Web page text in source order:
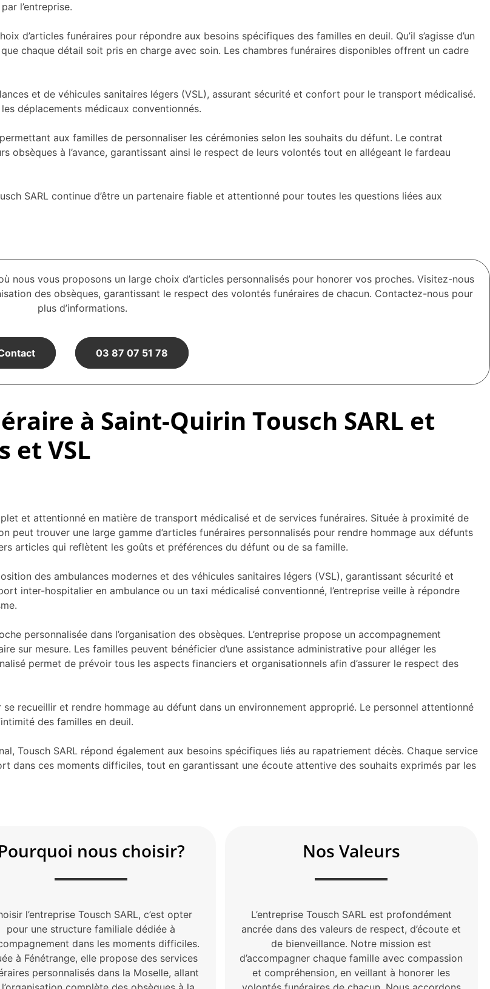
l’entreprise.
d’articles funéraires pour répondre aux besoins spécifiques des familles en deuil. Qu’il s’agisse d’un
chaque détail soit pris en charge avec soin. Les chambres funéraires disponibles offrent un cadre
et de véhicules sanitaires légers (VSL), assurant sécurité et confort pour le transport médicalisé.
déplacements médicaux conventionnés.
aux familles de personnaliser les cérémonies selon les souhaits du défunt. Le contrat
obsèques à l’avance, garantissant ainsi le respect de leurs volontés tout en allégeant le fardeau
SARL continue d’être un partenaire fiable et attentionné pour toutes les questions liées aux
nous vous proposons un large choix d’articles personnalisés pour honorer vos proches. Visitez-nous
des obsèques, garantissant le respect des volontés funéraires de chacun. Contactez-nous pour
plus d’informations.
03 87 07 51 78
à Saint-Quirin Tousch SARL et
et VSL
et attentionné en matière de transport médicalisé et de services funéraires. Située à proximité de
peut trouver une large gamme d’articles funéraires personnalisés pour rendre hommage aux défunts
articles qui reflètent les goûts et préférences du défunt ou de sa famille.
des ambulances modernes et des véhicules sanitaires légers (VSL), garantissant sécurité et
inter-hospitalier en ambulance ou un taxi médicalisé conventionné, l’entreprise veille à répondre
personnalisée dans l’organisation des obsèques. L’entreprise propose un accompagnement
sur mesure. Les familles peuvent bénéficier d’une assistance administrative pour alléger les
permet de prévoir tous les aspects financiers et organisationnels afin d’assurer le respect des
recueillir et rendre hommage au défunt dans un environnement approprié. Le personnel attentionné
des familles en deuil.
Tousch SARL répond également aux besoins spécifiques liés au rapatriement décès. Chaque service
dans ces moments difficiles, tout en garantissant une écoute attentive des souhaits exprimés par les
nous choisir?
l’entreprise Tousch SARL, c’est opter
pour une structure familiale dédiée à
dans les moments difficiles.
à Fénétrange, elle propose des services
personnalisés dans la Moselle, allant
Nos Valeurs
L’entreprise Tousch SARL est profondément
ancrée dans des valeurs de respect, d’écoute et
de bienveillance. Notre mission est
d’accompagner chaque famille avec compassion
et compréhension, en veillant à honorer les